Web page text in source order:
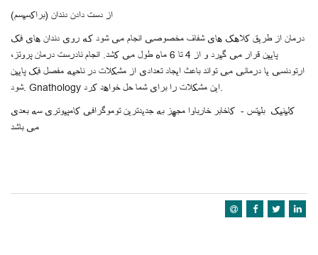
از دست دادن دندان (براکسیسم)
درمان از طریق کلاهک های شفاف مخصوصی انجام می شود که روی دندان های فک
پایین قرار می گیرد و از 4 تا 6 ماه طول می کشد. انجام نادرست درمان پروتز،
ارتودنسی یا درمانی می تواند باعث ایجاد تعدادی از مشکلات در ناحیه مفصل فک پایین
شود. Gnathology این مشکلات را برای شما حل خواهد کرد.
کلینیک بلیتس - کاخابر خارباوا مجهز به جدیدترین توموگرافی کامپیوتری سه بعدی